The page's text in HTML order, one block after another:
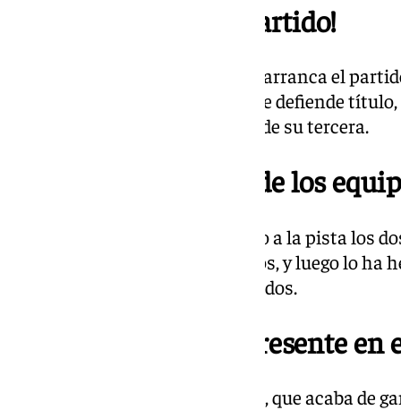
20.00 | ¡Arranca el partido!
¡Balón al cielo de Gran Canaria, arranca el
Copa del Rey! El Real Madrid, que defiende
Unicaja, por su parte, en busca de su tercera.
19.54 | Presentación de los
Emocionante cómo han saltado a la pista los
el Real Madrid, con sonoros pitos, y luego lo ha
conjuntos ya han sido presentados.
19.41 | Salva Reina, presente
El actor malagueño Salva Reina, que acaba de